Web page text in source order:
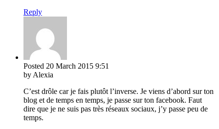
Reply
Posted 20 March 2015 9:51
by Alexia
C’est drôle car je fais plutôt l’inverse. Je viens d’abord sur ton
blog et de temps en temps, je passe sur ton facebook. Faut
dire que je ne suis pas très réseaux sociaux, j’y passe peu de
temps.